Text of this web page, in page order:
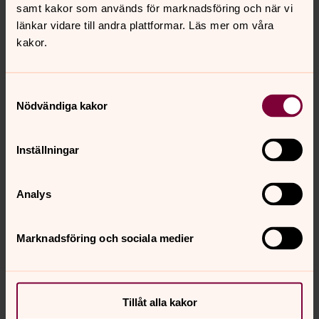
samt kakor som används för marknadsföring och när vi
länkar vidare till andra plattformar. Läs mer om våra
kakor.
Nödvändiga kakor
Inställningar
Analys
Marknadsföring och sociala medier
Tillåt alla kakor
18 maj
Inställt på grund av Kristihimmelsfärds dag
25 maj
Säsongsavslutning.
Efteråt Gudomlig soppa, bröd, kaffe kaka 50:-
Med organist Martin Haksten.
Efteråt Gudomlig soppa, bröd, kaffe kaka 50:-